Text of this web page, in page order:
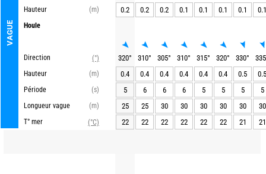
VAGUE
Hauteur
(m)
Houle
Direction
(°)
Hauteur
(m)
Période
(s)
Longueur vague
(m)
T° mer
(°C)
0.2 0.2 0.2 0.1 0.1 0.1 0.1 0.1
320° 310° 305° 310° 315° 320° 330°
335
0.4
0.4 0.4 0.4 0.4 0.4 0.5
0.5
5
6 6 6 5 5 5
5
25
25 30 30 30 30 30
30
22
22 22 22 22 22 21 21